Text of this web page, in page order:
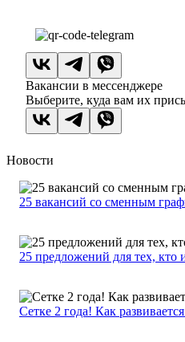
Вакансии в мессенджере
Выберите, куда вам их
Новости
25 вакансий со сменным
25 предложений для тех, кто
Сетке 2 года! Как